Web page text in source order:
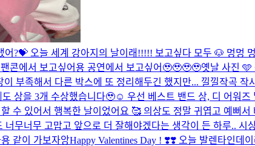
어?💝 오늘 세계 강아지의 날이래!!!!! 보고싶다 모두 🐶 멍멍
콘에서 보고싶어용 공연에서 보고싶어🥹🥹🥹🥹옛날 사진 🩵
부족해서 다른 박스에 또 정리해두긴 했지만... 낄낄작곡 작
상을 3개 수상했습니다🥹☺️ 우선 베스트 밴드 상, 디 어워
수 있어서 행복한 날이었어요 🥰 의상도 정말 귀엽고 예뻐서
무너무 고맙고 앞으로 더 잘해야겠다는 생각이 든 하루.. 시
같이 가보자앙Happy Valentines Day ! ❣️❣️ 오늘 발렌타인데